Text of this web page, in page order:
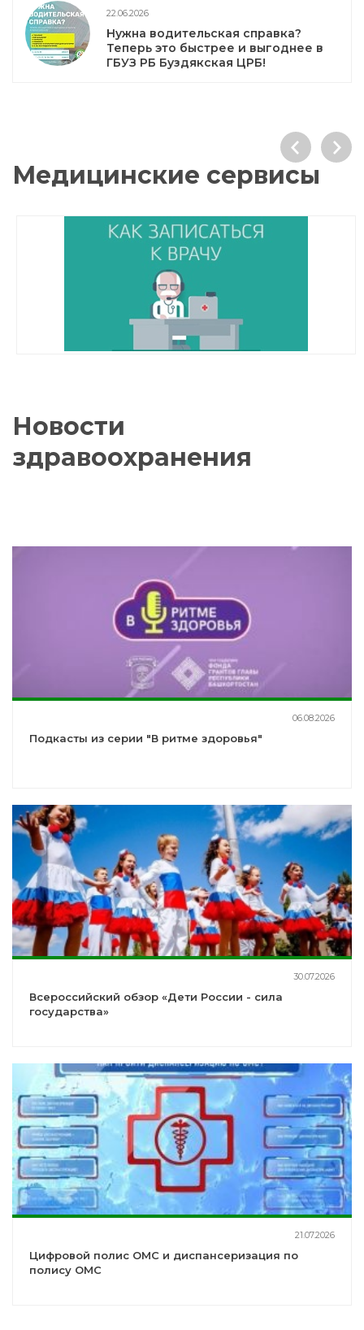
22.06.2026
Нужна водительская справка?
Теперь это быстрее и выгоднее в
ГБУЗ РБ Буздякская ЦРБ!
Медицинские сервисы
Новости
здравоохранения
06.08.2026
Подкасты из серии "В ритме здоровья"
30.07.2026
Всероссийский обзор «Дети России - сила
государства»
21.07.2026
Цифровой полис ОМС и диспансеризация по
полису ОМС